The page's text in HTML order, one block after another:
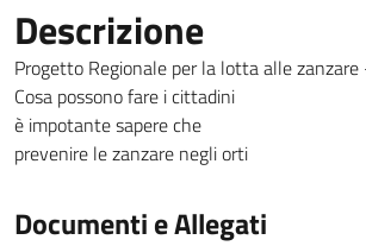
Descrizione
Progetto Regionale per la lotta alle
Cosa possono fare i cittadini
è impotante sapere che
prevenire le zanzare negli orti
Documenti e Allegati